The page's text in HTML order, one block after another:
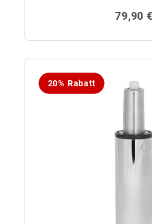
79,90 €
20% Rabatt